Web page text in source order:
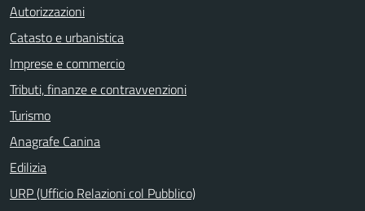
Autorizzazioni
Catasto e urbanistica
Imprese e commercio
Tributi, finanze e contravvenzioni
Turismo
Anagrafe Canina
Edilizia
URP (Ufficio Relazioni col Pubblico)